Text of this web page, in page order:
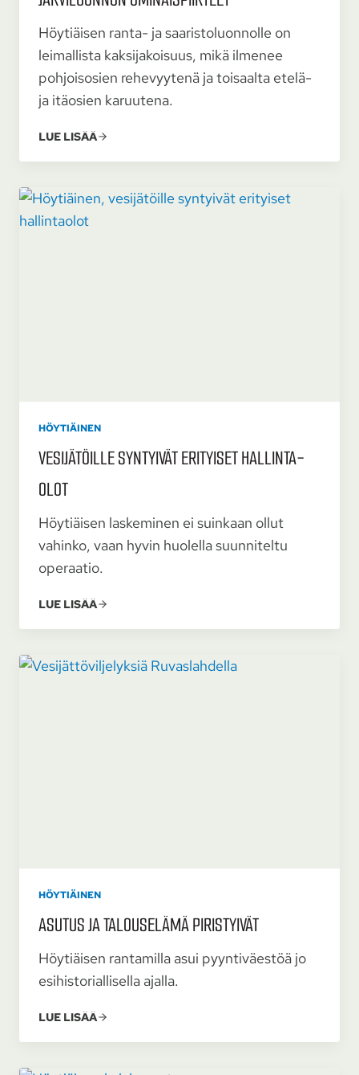
Höytiäisen ranta- ja saaristoluonnolle on
leimallista kaksijakoisuus, mikä ilmenee
pohjoisosien rehevyytenä ja toisaalta etelä-
ja itäosien karuutena.
LUE LISÄÄ
HÖYTIÄINEN
VESI­JÄTÖILLE SYNTYIVÄT ERITYISET HALLINTA­
OLOT
Höytiäisen laskeminen ei suinkaan ollut
vahinko, vaan hyvin huolella suunniteltu
operaatio.
LUE LISÄÄ
HÖYTIÄINEN
ASUTUS JA TALOUS­ELÄMÄ PIRISTYIVÄT
Höytiäisen rantamilla asui pyyntiväestöä jo
esihistoriallisella ajalla.
LUE LISÄÄ